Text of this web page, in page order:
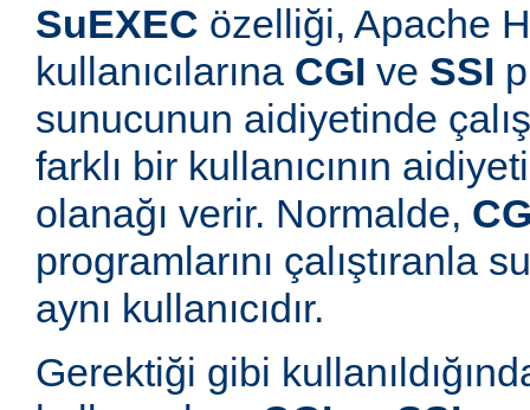
SuEXEC özelliği, Apache
kullanıcılarına CGI ve SSI
sunucunun aidiyetinde
farklı bir kullanıcının
olanağı verir. Normalde,
programlarını çalıştıranla
aynı kullanıcıdır.
Gerektiği gibi